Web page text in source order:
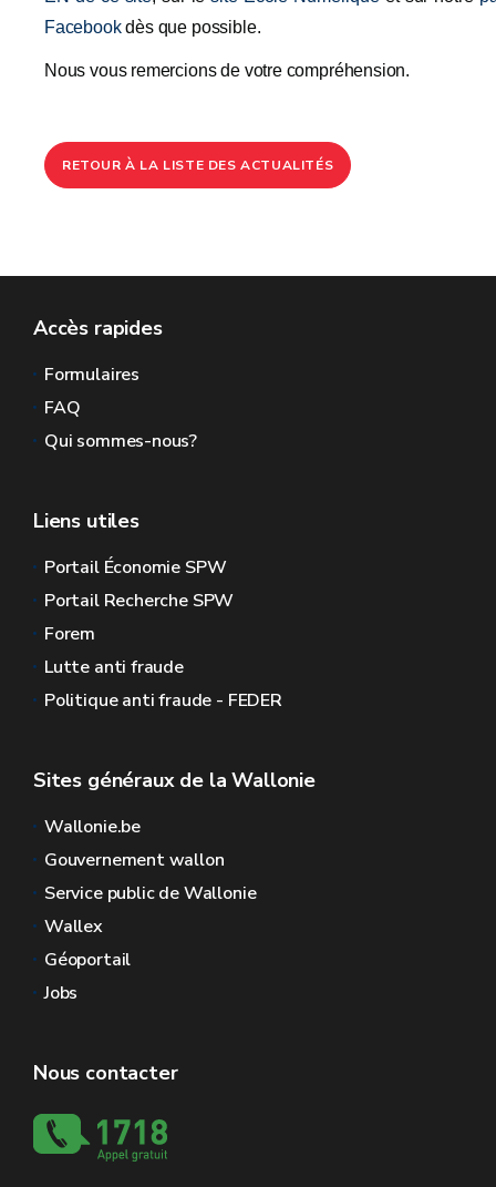
Facebookdès que possible.
Nous vous remercions de votre compréhension.
RETOUR À LA LISTE DES ACTUALITÉS
Accès rapides
Formulaires
FAQ
Qui sommes-nous?
Liens utiles
Portail Économie SPW
Portail Recherche SPW
Forem
Lutte anti fraude
Politique anti fraude - FEDER
Sites généraux de la Wallonie
Wallonie.be
Gouvernement wallon
Service public de Wallonie
Wallex
Géoportail
Jobs
Nous contacter